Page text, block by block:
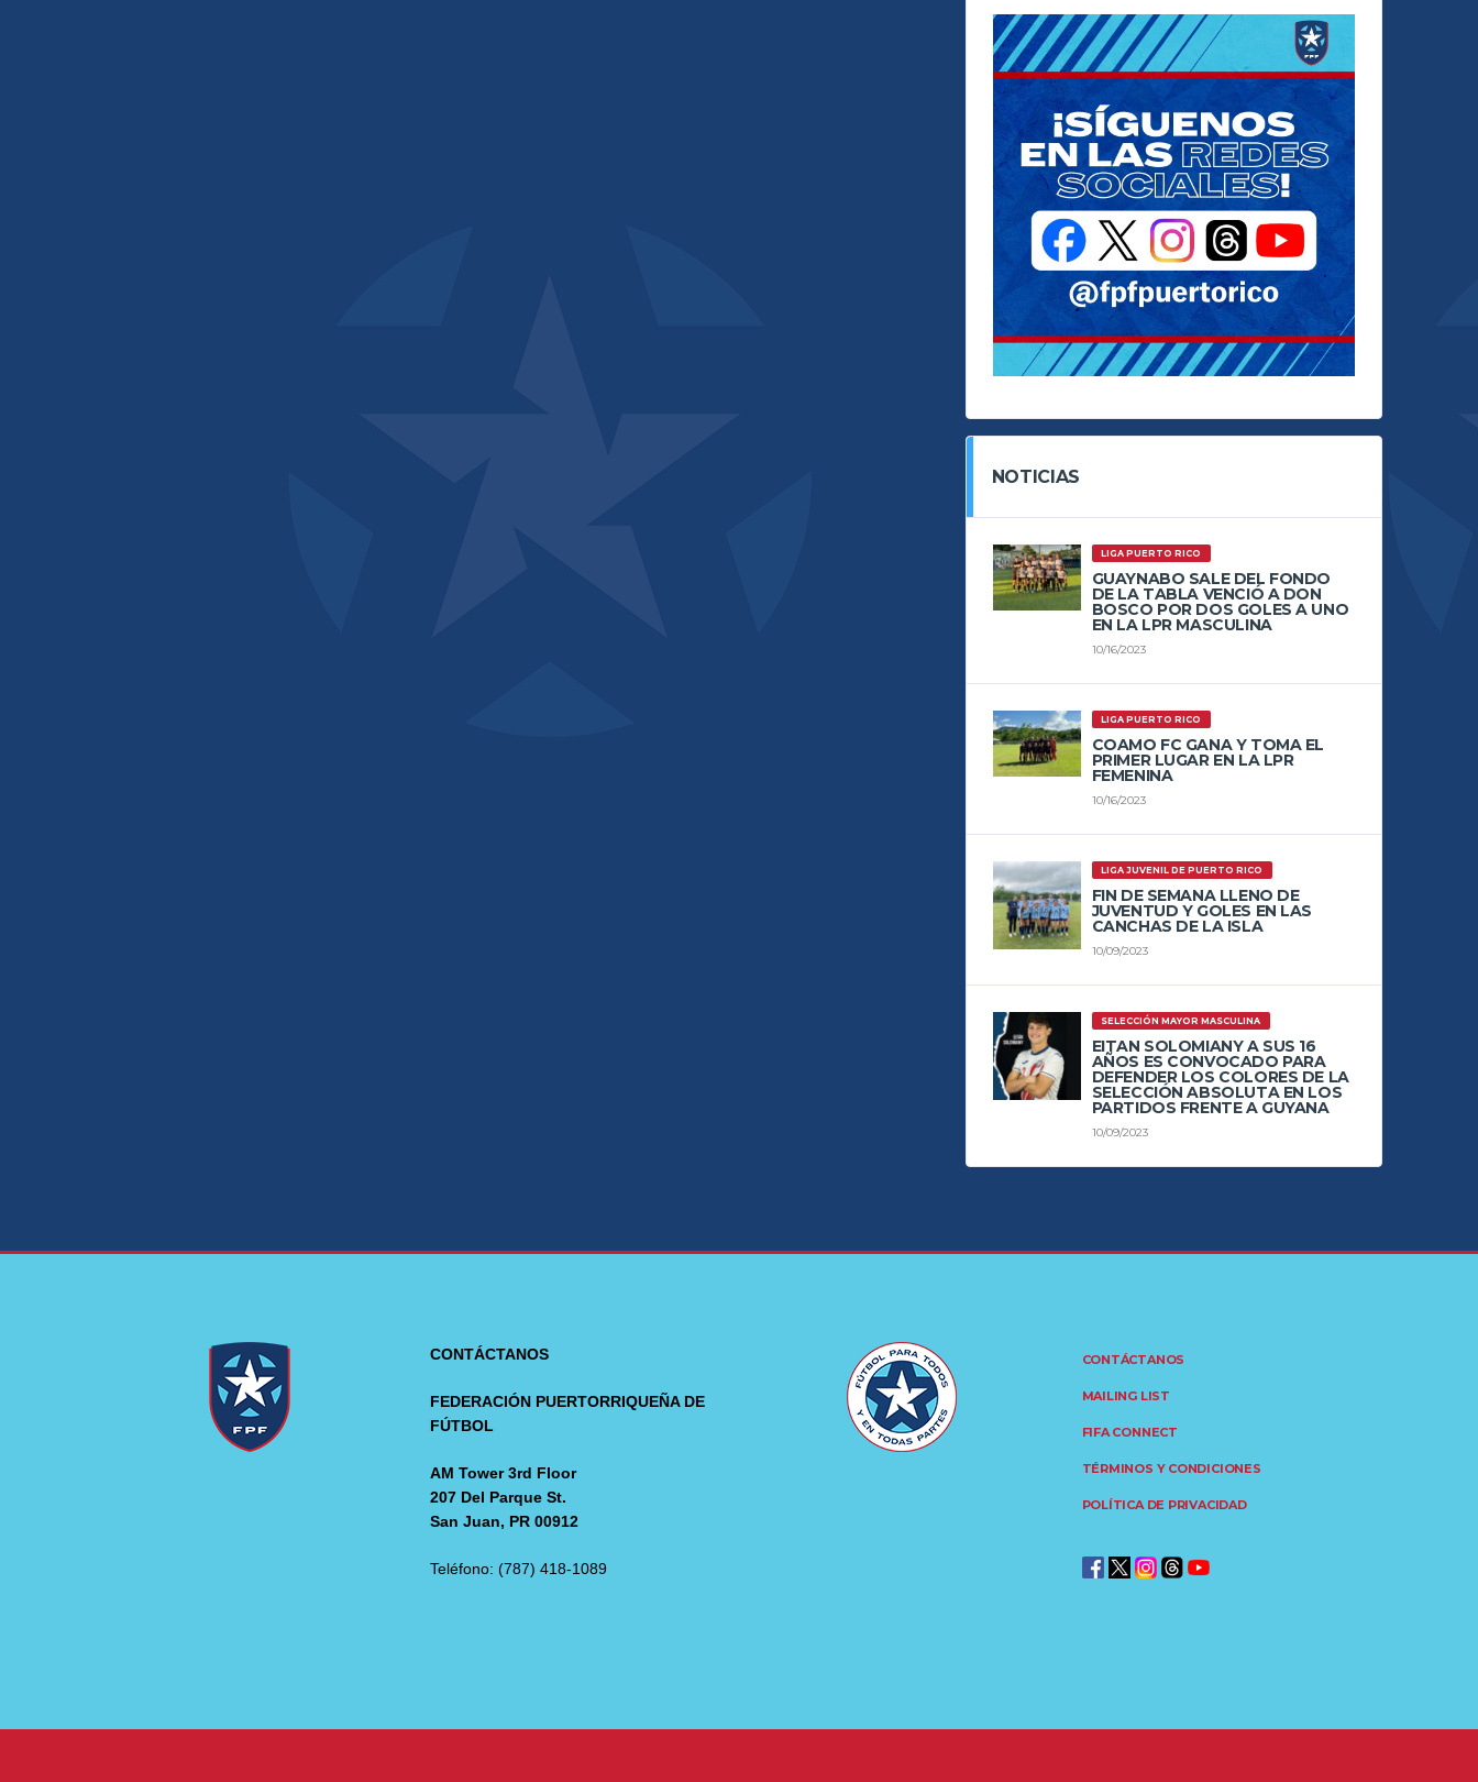
NOTICIAS
LIGA PUERTO RICO
GUAYNABO SALE DEL FONDO
DE LA TABLA VENCIÓ A DON
BOSCO POR DOS GOLES A UNO
EN LA LPR MASCULINA
10/16/2023
LIGA PUERTO RICO
COAMO FC GANA Y TOMA EL
PRIMER LUGAR EN LA LPR
FEMENINA
10/16/2023
LIGA JUVENIL DE PUERTO RICO
FIN DE SEMANA LLENO DE
JUVENTUD Y GOLES EN LAS
CANCHAS DE LA ISLA
10/09/2023
SELECCIÓN MAYOR MASCULINA
EITAN SOLOMIANY A SUS 16
AÑOS ES CONVOCADO PARA
DEFENDER LOS COLORES DE LA
SELECCIÓN ABSOLUTA EN LOS
PARTIDOS FRENTE A GUYANA
10/09/2023
CONTÁCTANOS
FEDERACIÓN PUERTORRIQUEÑA DE
FÚTBOL
AM Tower 3rd Floor
207 Del Parque St.
San Juan, PR 00912
Teléfono: (787) 418-1089
CONTÁCTANOS
MAILING LIST
FIFA CONNECT
TÉRMINOS Y CONDICIONES
POLÍTICA DE PRIVACIDAD